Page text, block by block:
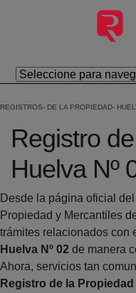
Eduki nagusira joan
REGISTROS DE LA PROPIEDAD
Registro
Huelva Nº
Desde la página oficial
Propiedad y Mercantiles
trámites relacionados con
Huelva Nº 02 de manera
Ahora, servicios tan
Registro de la Propiedad